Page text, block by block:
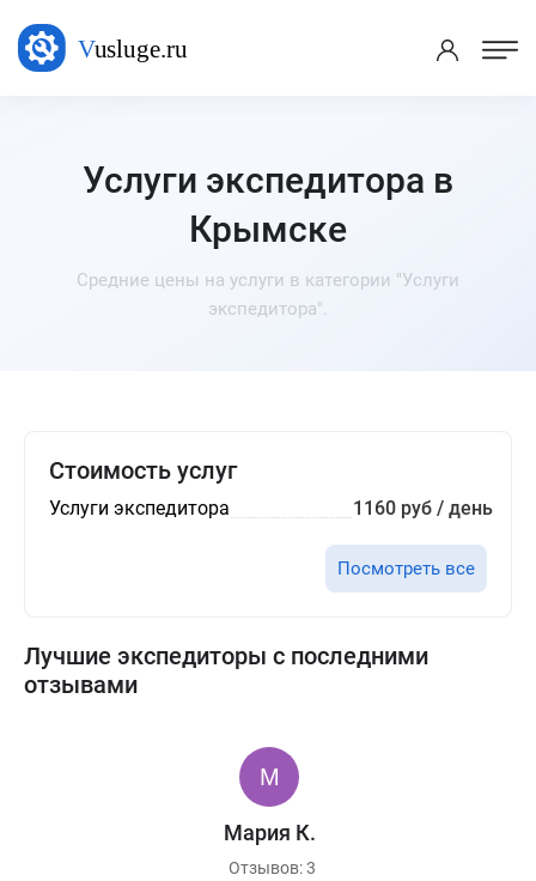
Услуги экспедитора в
Крымске
Средние цены на услуги в категории "Услуги
экспедитора".
Стоимость услуг
Услуги экспедитора 1160 руб / день
Посмотреть все
Лучшие экспедиторы с последними
отзывами
Мария К.
Отзывов: 3